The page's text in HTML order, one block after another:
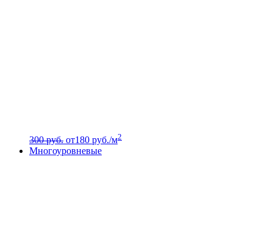
300 руб. от180 руб./м2
Многоуровневые